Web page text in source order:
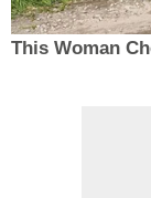
This Woman